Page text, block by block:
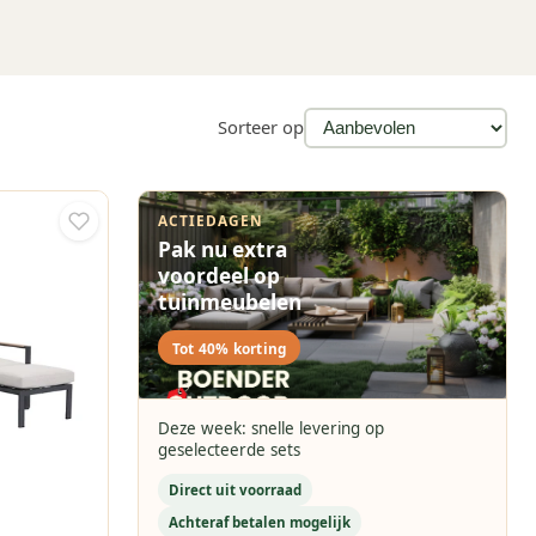
Sorteer op
ACTIEDAGEN
Pak nu extra
voordeel op
tuinmeubelen
Tot 40% korting
Deze week: snelle levering op
geselecteerde sets
Direct uit voorraad
Achteraf betalen mogelijk